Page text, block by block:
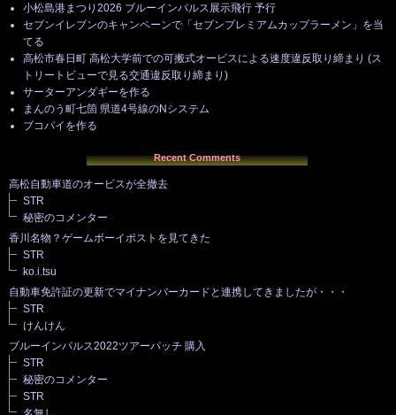
小松島港まつり2026 ブルーインパルス展示飛行 予行
セブンイレブンのキャンペーンで「セブンプレミアムカップラーメン」を当
てる
高松市春日町 高松大学前での可搬式オービスによる速度違反取り締まり (ス
トリートビューで見る交通違反取り締まり)
サーターアンダギーを作る
まんのう町七箇 県道4号線のNシステム
ブコパイを作る
Recent Comments
高松自動車道のオービスが全撤去
STR
秘密のコメンター
香川名物？ゲームボーイポストを見てきた
STR
ko.i.tsu
自動車免許証の更新でマイナンバーカードと連携してきましたが・・・
STR
けんけん
ブルーインパルス2022ツアーパッチ 購入
STR
秘密のコメンター
STR